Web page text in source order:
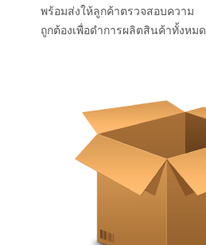
พร้อมส่งให้ลูกค้าตรวจสอบความ
ถูกต้องเพื่อดำการผลิตสินค้าทั้งหมด